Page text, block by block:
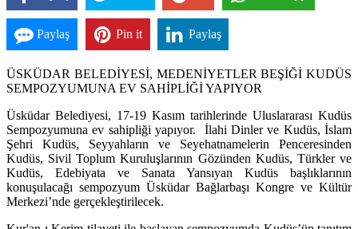
Paylaş Tweet +1 WhatsApp
Paylaş Pin it Paylaş
ÜSKÜDAR BELEDİYESİ, MEDENİYETLER BEŞİĞİ KUDÜS
Üsküdar Belediyesi, 17-19 Kasım tarihlerinde Uluslararası Kudüs
Sempozyumuna ev sahipliği yapıyor. İlahi Dinler ve Kudüs, İslam
Şehri Kudüs, Seyyahların ve Seyehatnamelerin Penceresinden
Kudüs, Sivil Toplum Kuruluşlarının Gözünden Kudü
s, Türkler ve
Kudüs, Edebiyata ve Sanata Yansıyan Kudüs başlıklarının
konuşulacağı sempozyum Üsküdar Bağlarbaşı Kongre ve Kültür